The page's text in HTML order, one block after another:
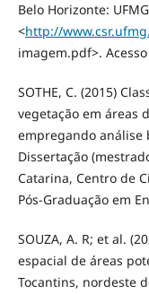
Belo Horizonte:
<http://
imagem.pdf>.
SOTHE, C. (2015)
vegetação em áreas
empregando análise
Dissertação
Catarina, Centro de
Pós-Graduação em
SOUZA, A. R; et al.
espacial de áreas
Tocantins, nordeste